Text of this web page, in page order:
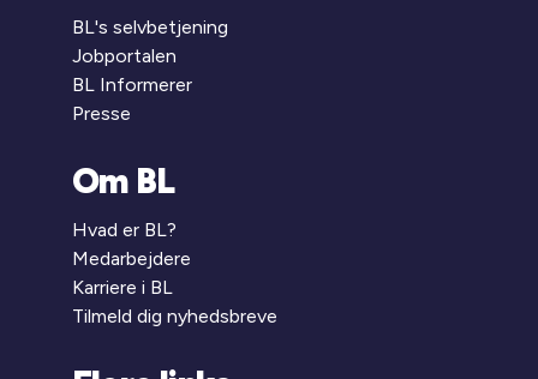
BL's selvbetjening
Jobportalen
BL Informerer
Presse
Om BL
Hvad er BL?
Medarbejdere
Karriere i BL
Tilmeld dig nyhedsbreve